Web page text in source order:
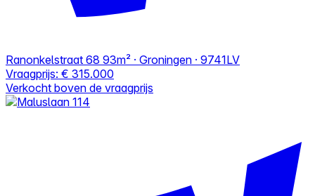
Ranonkelstraat 68 93m² · Groningen · 9741LV
Vraagprijs: € 315.000
Verkocht boven de vraagprijs